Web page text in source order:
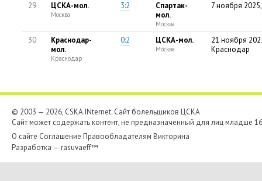
29
ЦСКА-мол.
Москва
3:2
Спартак-
мол.
Москва
7 ноября
30
Краснодар-
мол.
Краснодар
0:2 ЦСКА-мол.
Москва
21 ноября
Краснодар
© 2003 — 2026, CSKA.INternet. Cайт болельщиков ЦСКА
Сайт может содержать контент, не предназначенный для лиц младше
О сайте Соглашение Правообладателям Викторина
Разработка — rasuvaeff™